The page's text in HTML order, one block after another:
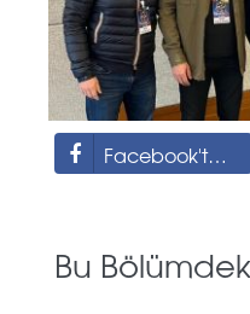
Facebook'ta Paylaş
Bu